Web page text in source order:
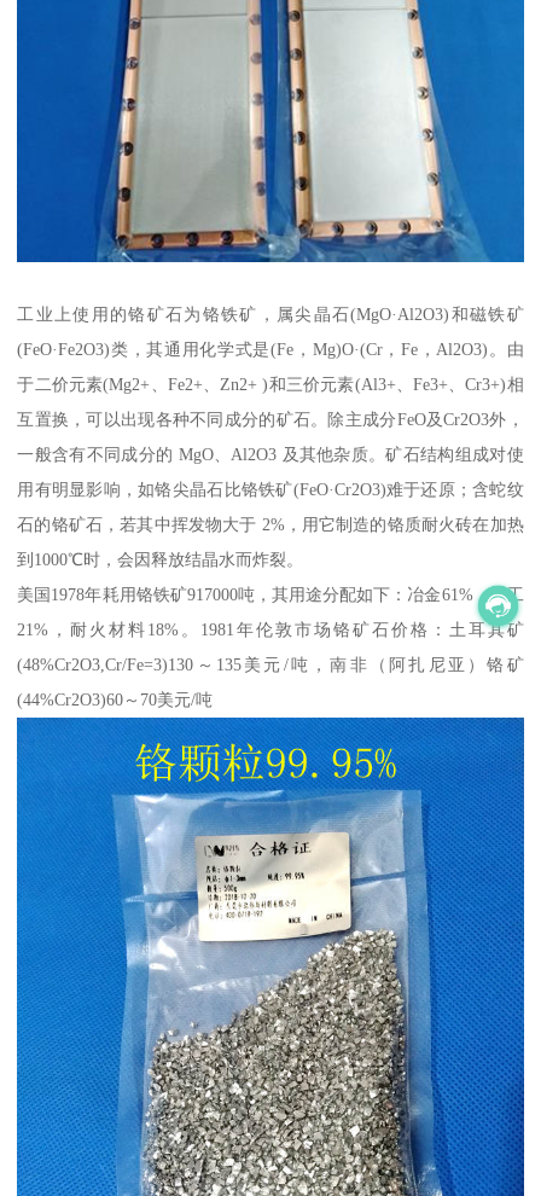
工业上使用的铬矿石为铬铁矿，属尖晶石(MgO·Al2O3)和磁铁矿
(FeO·Fe2O3)类，其通用化学式是(Fe，Mg)O·(Cr，Fe，Al2O3)。由
于二价元素(Mg2+、Fe2+、Zn2+ )和三价元素(Al3+、Fe3+、Cr3+)相
互置换，可以出现各种不同成分的矿石。除主成分FeO及Cr2O3外，
一般含有不同成分的 MgO、Al2O3 及其他杂质。矿石结构组成对使
用有明显影响，如铬尖晶石比铬铁矿(FeO·Cr2O3)难于还原；含蛇纹
石的铬矿石，若其中挥发物大于 2%，用它制造的铬质耐火砖在加热
到1000℃时，会因释放结晶水而炸裂。
美国1978年耗用铬铁矿917000吨，其用途分配如下：冶金61%，化工
21%，耐火材料18%。1981年伦敦市场铬矿石价格：土耳其矿
(48%Cr2O3,Cr/Fe=3)130～135美元/吨，南非（阿扎尼亚）铬矿
(44%Cr2O3)60～70美元/吨